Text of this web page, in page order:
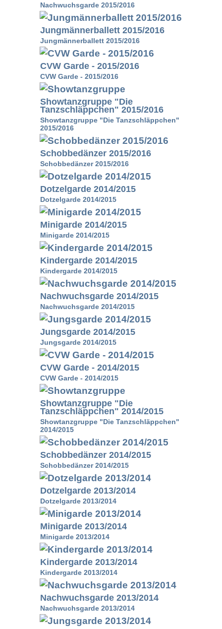
Nachwuchsgarde 2015/2016
Jungmännerballett 2015/2016
Jungmännerballett 2015/2016
CVW Garde - 2015/2016
CVW Garde - 2015/2016
Showtanzgruppe "Die
Tanzschläppchen" 2015/2016
Showtanzgruppe "Die Tanzschläppchen"
2015/2016
Schobbedänzer 2015/2016
Schobbedänzer 2015/2016
Dotzelgarde 2014/2015
Dotzelgarde 2014/2015
Minigarde 2014/2015
Minigarde 2014/2015
Kindergarde 2014/2015
Kindergarde 2014/2015
Nachwuchsgarde 2014/2015
Nachwuchsgarde 2014/2015
Jungsgarde 2014/2015
Jungsgarde 2014/2015
CVW Garde - 2014/2015
CVW Garde - 2014/2015
Showtanzgruppe "Die
Tanzschläppchen" 2014/2015
Showtanzgruppe "Die Tanzschläppchen"
2014/2015
Schobbedänzer 2014/2015
Schobbedänzer 2014/2015
Dotzelgarde 2013/2014
Dotzelgarde 2013/2014
Minigarde 2013/2014
Minigarde 2013/2014
Kindergarde 2013/2014
Kindergarde 2013/2014
Nachwuchsgarde 2013/2014
Nachwuchsgarde 2013/2014